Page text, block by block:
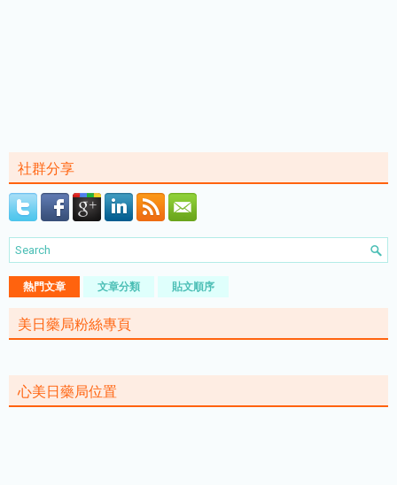
社群分享
熱門文章 文章分類 貼文順序
美日藥局粉絲專頁
心美日藥局位置